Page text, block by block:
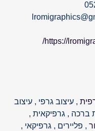
https://
, עיצוב גרפי , עיצוב
ברכה , גרפיקאית ,
, פליירים , גרפיקאי ,